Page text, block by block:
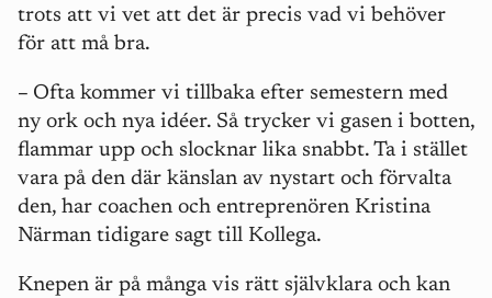
trots att vi vet att det är precis vad vi behöver
för att må bra.
– Ofta kommer vi tillbaka efter semestern med
ny ork och nya idéer. Så trycker vi gasen i botten,
flammar upp och slocknar lika snabbt. Ta i stället
vara på den där känslan av nystart och förvalta
den, har coachen och entreprenören Kristina
Närman tidigare sagt till Kollega.
Knepen är på många vis rätt självklara och kan